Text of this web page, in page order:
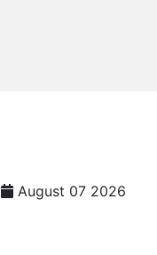
August 07 2026